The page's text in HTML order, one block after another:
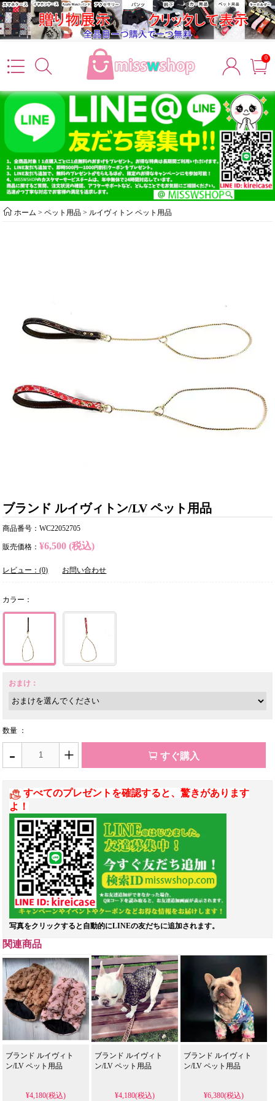
0
ホーム >ペット用品 > ルイヴィトン ペット用品
ブランド ルイヴィトン/LV ペット用品
商品番号：WC22052705
販売価格： ¥6,500 (税込)
レビュー：(0) お問い合わせ
カラー：
おまけ：
数量 ：
- + すぐ購入
すべてのプレゼントを確認すると、驚きがあります
よ！
写真をクリックすると自動的にLINEの友だちに追加されます。
関連商品
ブランド ルイヴィト
ン/LV ペット用品
¥4,180(税込)
ブランド ルイヴィト
ン/LV ペット用品
¥4,180(税込)
ブランド ルイヴィト
ン/LV ペット用品
¥6,380(税込)